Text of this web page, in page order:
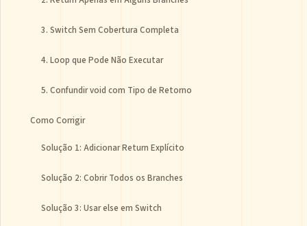
3. Switch Sem Cobertura Completa
4. Loop que Pode Não Executar
5. Confundir void com Tipo de Retorno
Como Corrigir
Solução 1: Adicionar Return Explícito
Solução 2: Cobrir Todos os Branches
Solução 3: Usar else em Switch